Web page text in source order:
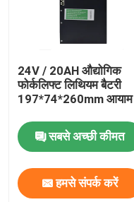
24V / 20AH औद्योगिक
फोर्कलिफ्ट लिथियम बैटरी
197*74*260mm आयाम
सबसे अच्छी कीमत
हमसे संपर्क करें